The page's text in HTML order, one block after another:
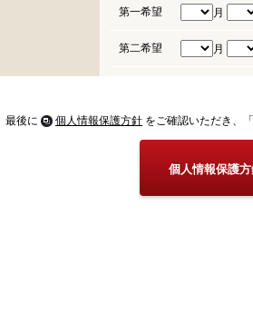
第一希望
月
第二希望 月
最後に 個人情報保護方針 をご確認いただき、
個人情報保護